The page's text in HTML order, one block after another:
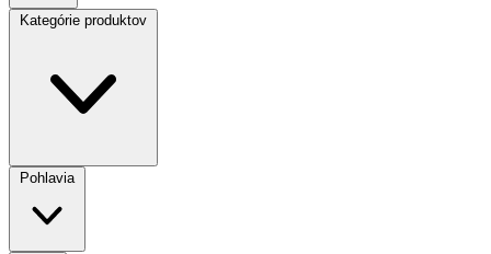
Kategórie produktov
Pohlavia